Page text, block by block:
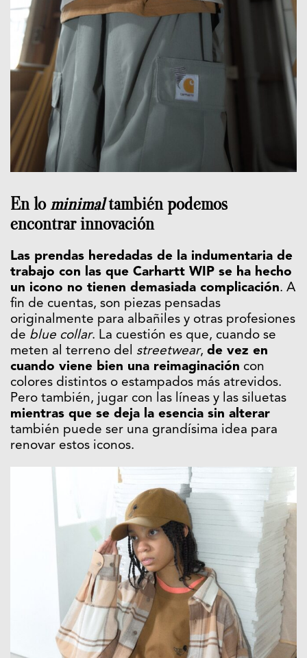
En lominimaltambién podemos
encontrar innovación
Las prendas heredadas de la indumentaria de
trabajo con las que Carhartt WIP se ha hecho
un icono no tienen demasiada complicación. A
fin de cuentas, son piezas pensadas
originalmente para albañiles y otras profesiones
de blue collar. La cuestión es que, cuando se
meten al terreno del streetwear, de vez en
cuando viene bien una reimaginación con
colores distintos o estampados más atrevidos.
Pero también, jugar con las líneas y las siluetas
mientras que se deja la esencia sin alterar
también puede ser una grandísima idea para
renovar estos iconos.